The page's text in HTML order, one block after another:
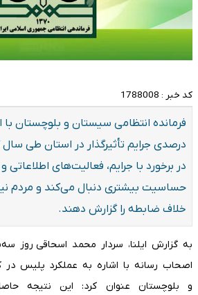
کد خبر : 1788008
درصدی جرایم تأثیرگذار در استان طی
در برخورد با جرایم، فعالیت‌های اطلاعاتی
حساسیت بیشتری دنبال می‌کند و مردم نیز
خلاف ضابطه را گزارش دهند.
به گزارش ایلنا، سردار محمد اسحاقی روز
اصحاب رسانه با اشاره به عملکرد پلیس
و بلوچستان عنوان کرد: این نتیجه